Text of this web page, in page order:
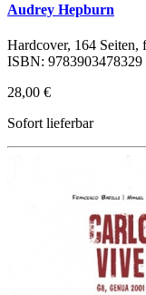
Audrey Hepburn
Hardcover, 164
ISBN: 9783903478329
28,00 €
Sofort lieferbar